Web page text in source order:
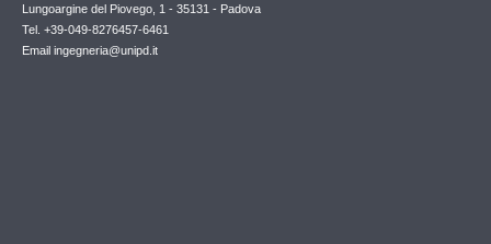
Lungoargine del Piovego, 1 - 35131 - Padova
Tel. +39-049-8276457-6461
Email ingegneria@unipd.it